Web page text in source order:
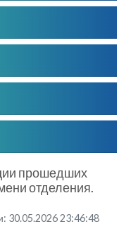
прошедших
отделения.
30.05.2026 23:46:48